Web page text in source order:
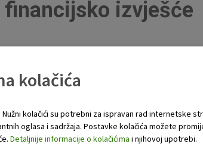
financijsko izvješće
kolačića
kolačići su potrebni za ispravan rad internetske
oglasa i sadržaja. Postavke kolačića možete
Detaljnije informacije o kolačićima i njihovoj upotrebi.